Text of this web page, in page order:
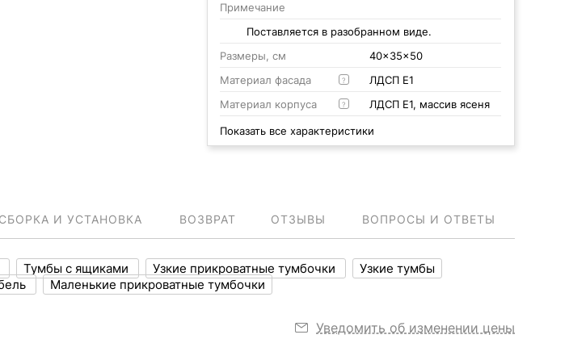
Примечание
Поставляется в разобранном виде.
Размеры, см
40x35x50
Материал фасада
?
ЛДСП Е1
Материал корпуса
? ЛДСП Е1, массив ясеня
Показать все характеристики
СБОРКА И УСТАНОВКА ВОЗВРАТ ОТЗЫВЫ ВОПРОСЫ И ОТВЕТЫ
Тумбы с ящиками Узкие прикроватные тумбочки
Узкие тумбы
Маленькие прикроватные тумбочки
Уведомить об изменении цены